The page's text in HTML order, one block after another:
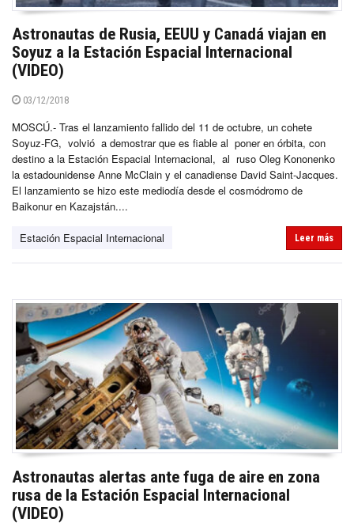
Astronautas de Rusia, EEUU y Canadá viajan en
Soyuz a la Estación Espacial Internacional
(VIDEO)
03/12/2018
MOSCÚ.- Tras el lanzamiento fallido del 11 de octubre, un cohete
Soyuz-FG, volvió a demostrar que es fiable al poner en órbita, con
destino a la Estación Espacial Internacional, al ruso Oleg Kononenko
la estadounidense Anne McClain y el canadiense David Saint-Jacques.
El lanzamiento se hizo este mediodía desde el cosmódromo de
Baikonur en Kazajstán....
Estación Espacial Internacional Leer más
Astronautas alertas ante fuga de aire en zona
rusa de la Estación Espacial Internacional
(VIDEO)